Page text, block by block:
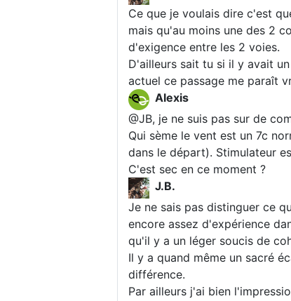
Ce que je voulais dire c'est
mais qu'au moins une des 2
d'exigence entre les 2 voies.
D'ailleurs sait tu si il y avait
actuel ce passage me paraît
Alexis
@JB, je ne suis pas sur de
Qui sème le vent est un 7c
dans le départ). Stimulateur
C'est sec en ce moment ?
J.B.
Je ne sais pas distinguer ce
encore assez d'expérience
qu'il y a un léger soucis de
Il y a quand même un sacré
différence.
Par ailleurs j'ai bien